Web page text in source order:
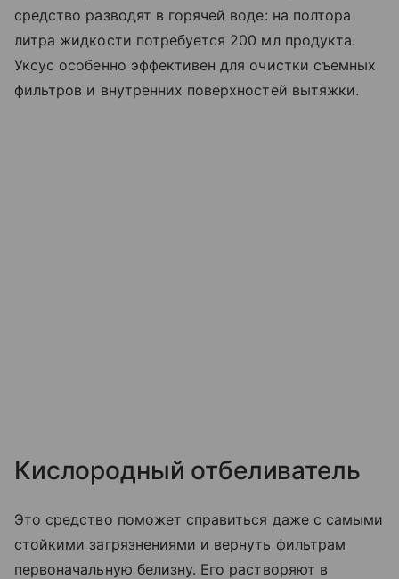
средство разводят в горячей воде: на полтора
литра жидкости потребуется 200 мл продукта.
Уксус особенно эффективен для очистки съемных
фильтров и внутренних поверхностей вытяжки.
Кислородный отбеливатель
Это средство поможет справиться даже с самыми
стойкими загрязнениями и вернуть фильтрам
первоначальную белизну. Его растворяют в